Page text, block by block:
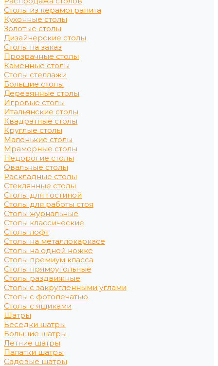
Столы из керамогранита
Кухонные столы
Золотые столы
Дизайнерские столы
Столы на заказ
Прозрачные столы
Каменные столы
Столы стеллажи
Большие столы
Деревянные столы
Игровые столы
Итальянские столы
Квадратные столы
Круглые столы
Маленькие столы
Мраморные столы
Недорогие столы
Овальные столы
Раскладные столы
Стеклянные столы
Столы для гостиной
Столы для работы стоя
Столы журнальные
Столы классические
Столы лофт
Столы на металлокаркасе
Столы на одной ножке
Столы премиум класса
Столы прямоугольные
Столы раздвижные
Столы с закругленными углами
Столы с фотопечатью
Столы с ящиками
Шатры
Беседки шатры
Большие шатры
Летние шатры
Палатки шатры
Садовые шатры